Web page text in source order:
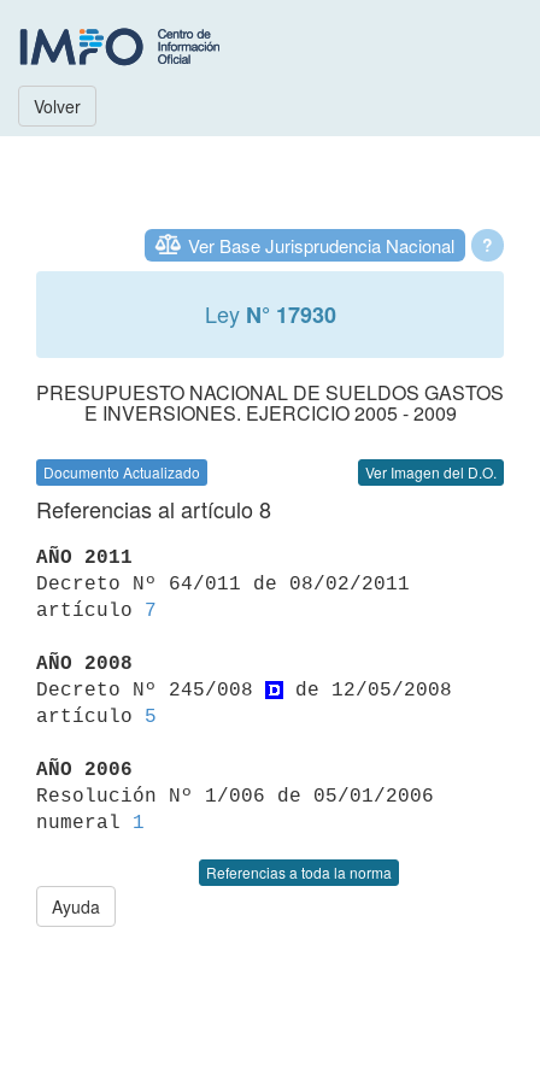
Volver
?
Ver Base Jurisprudencia Nacional
Ley N° 17930
PRESUPUESTO NACIONAL DE SUELDOS GASTOS
E INVERSIONES. EJERCICIO 2005 - 2009
Documento Actualizado Ver Imagen del D.O.
Referencias al artículo 8
AÑO 2011
Decreto Nº 64/011 de 08/02/2011
artículo 7
AÑO 2008
Decreto Nº 245/008
de 12/05/2008
artículo 5
AÑO 2006
Resolución Nº 1/006 de 05/01/2006
numeral 1
Referencias a toda la norma
Ayuda